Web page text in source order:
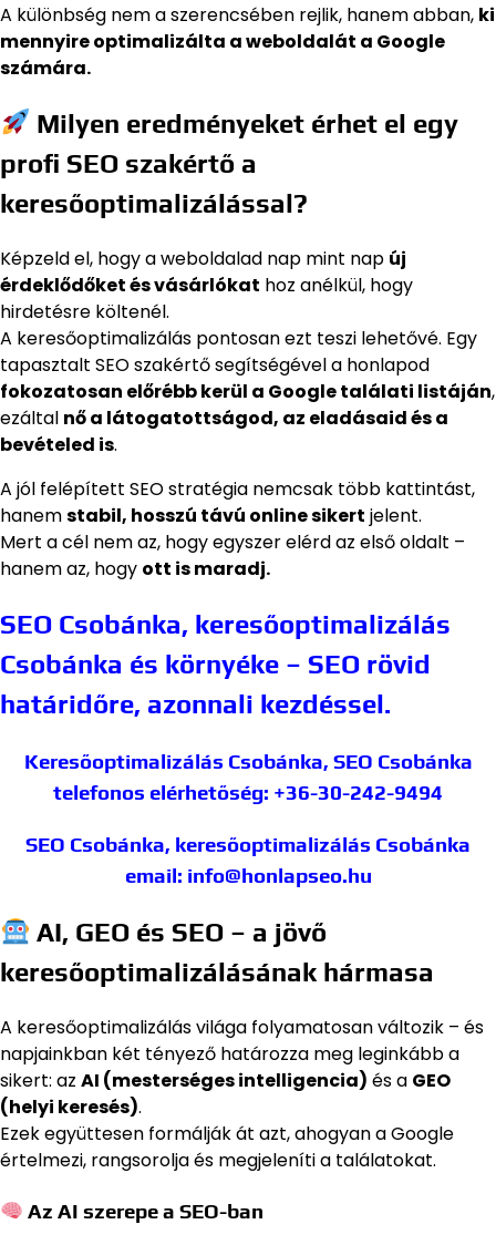
A különbség nem a szerencsében rejlik, hanem abban, ki
mennyire optimalizálta a weboldalát a Google
számára.
Milyen eredményeket érhet el egy
profi SEO szakértő a
keresőoptimalizálással?
Képzeld el, hogy a weboldalad nap mint nap új
érdeklődőket és vásárlókat hoz anélkül, hogy
hirdetésre költenél.
A keresőoptimalizálás pontosan ezt teszi lehetővé. Egy
tapasztalt SEO szakértő segítségével a honlapod
fokozatosan előrébb kerül a Google találati listáján,
ezáltal nő a látogatottságod, az eladásaid és a
bevételed is.
A jól felépített SEO stratégia nemcsak több kattintást,
hanemstabil, hosszú távú online sikert jelent.
Mert a cél nem az, hogy egyszer elérd az első oldalt –
hanem az, hogy ott is maradj.
SEO Csobánka, keresőoptimalizálás
Csobánka és környéke – SEO rövid
határidőre, azonnali kezdéssel.
Keresőoptimalizálás Csobánka, SEO Csobánka
telefonos elérhetőség: +36-30-242-9494
SEO Csobánka, keresőoptimalizálás Csobánka
email: info@honlapseo.hu
AI, GEO és SEO – a jövő
keresőoptimalizálásának hármasa
A keresőoptimalizálás világa folyamatosan változik – és
napjainkban két tényező határozza meg leginkább a
sikert: az AI (mesterséges intelligencia) és a GEO
(helyi keresés).
Ezek együttesen formálják át azt, ahogyan a Google
értelmezi, rangsorolja és megjeleníti a találatokat.
Az AI szerepe a SEO-ban